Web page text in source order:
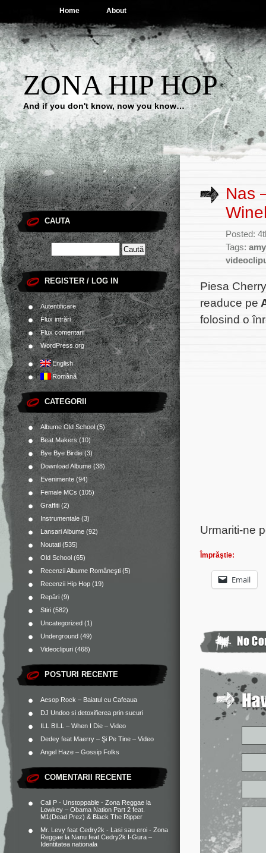
Home About
ZONA HIP HOP
And if you don't know, now you know…
CAUTA
REGISTER / LOG IN
Autentificare
Flux intrări
Flux comentarii
WordPress.org
English
Română
CATEGORII
Albume Old School(5)
Beat Makers(10)
Bye Bye Birdie(3)
Download Albume (38)
Evenimente (94)
Female MCs (105)
Graffiti (2)
Instrumentale (3)
Lansari Albume (92)
Noutati (535)
Old School (65)
Recenzii Albume Româneşti (5)
Recenzii Hip Hop (19)
Repări (9)
Stiri (582)
Uncategorized (1)
Underground (49)
Videoclipuri (468)
POSTURI RECENTE
Aesop Rock – Baiatul cu Cafeaua
DJ Undoo si detoxifierea prin sucuri
ILL BILL – When I Die – Video
Dedey feat Maerry – Şi Pe Tine – Video
Angel Haze – Gossip Folks
COMENTARII RECENTE
Cali P - Unstoppable - Zona Reggae la
Lowkey – Obama Nation Part 2 feat.
M1(Dead Prez) & Black The Ripper
Mr. Levy feat Cedry2k - Lasi sau eroi - Zona
Reggae la Nanu feat Cedry2k I-Gura –
Identitatea nationala
Nas
Posted:
Tags:
Piesa
readuce pe
folosind o
Urmariti-ne
Împrăştie:
Email